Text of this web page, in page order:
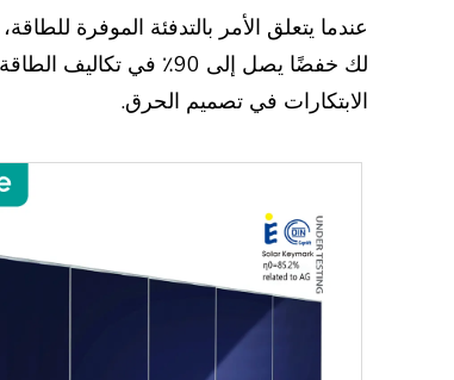
مركز الإعلام
اتصل بنا
عندما يتعلق الأمر بالتدفئة الموفرة
لك خفضًا يصل إلى 90٪
الابتكارات في تصميم الحرق.